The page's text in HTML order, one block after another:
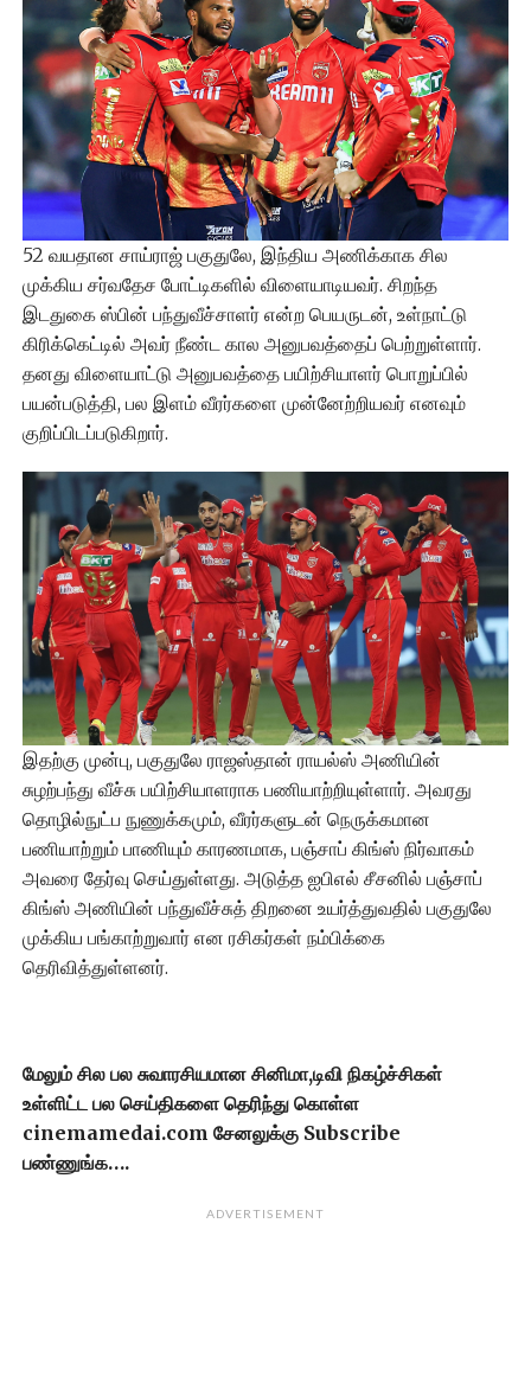
52 வயதான சாய்ராஜ் பகுதுலே, இந்திய அணிக்காக சில
முக்கிய சர்வதேச போட்டிகளில் விளையாடியவர். சிறந்த
இடதுகை ஸ்பின் பந்துவீச்சாளர் என்ற பெயருடன், உள்நாட்டு
கிரிக்கெட்டில் அவர் நீண்ட கால அனுபவத்தைப் பெற்றுள்ளார்.
தனது விளையாட்டு அனுபவத்தை பயிற்சியாளர் பொறுப்பில்
பயன்படுத்தி, பல இளம் வீரர்களை முன்னேற்றியவர் எனவும்
குறிப்பிடப்படுகிறார்.
இதற்கு முன்பு, பகுதுலே ராஜஸ்தான் ராயல்ஸ் அணியின்
சுழற்பந்து வீச்சு பயிற்சியாளராக பணியாற்றியுள்ளார். அவரது
தொழில்நுட்ப நுணுக்கமும், வீரர்களுடன் நெருக்கமான
பணியாற்றும் பாணியும் காரணமாக, பஞ்சாப் கிங்ஸ் நிர்வாகம்
அவரை தேர்வு செய்துள்ளது. அடுத்த ஐபிஎல் சீசனில் பஞ்சாப்
கிங்ஸ் அணியின் பந்துவீச்சுத் திறனை உயர்த்துவதில் பகுதுலே
முக்கிய பங்காற்றுவார் என ரசிகர்கள் நம்பிக்கை
தெரிவித்துள்ளனர்.
மேலும் சில பல சுவாரசியமான சினிமா,டிவி நிகழ்ச்சிகள்
உள்ளிட்ட பல செய்திகளை தெரிந்து கொள்ள
cinemamedai.com சேனலுக்கு Subscribe
பண்ணுங்க….
ADVERTISEMENT